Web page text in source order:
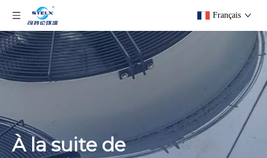
Français
À la suite de